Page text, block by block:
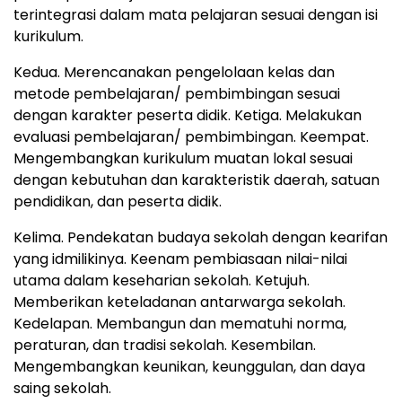
terintegrasi dalam mata pelajaran sesuai dengan isi
kurikulum.
Kedua. Merencanakan pengelolaan kelas dan
metode pembelajaran/ pembimbingan sesuai
dengan karakter peserta didik. Ketiga. Melakukan
evaluasi pembelajaran/ pembimbingan. Keempat.
Mengembangkan kurikulum muatan lokal sesuai
dengan kebutuhan dan karakteristik daerah, satuan
pendidikan, dan peserta didik.
Kelima. Pendekatan budaya sekolah dengan kearifan
yang idmilikinya. Keenam pembiasaan nilai-nilai
utama dalam keseharian sekolah. Ketujuh.
Memberikan keteladanan antarwarga sekolah.
Kedelapan. Membangun dan mematuhi norma,
peraturan, dan tradisi sekolah. Kesembilan.
Mengembangkan keunikan, keunggulan, dan daya
saing sekolah.